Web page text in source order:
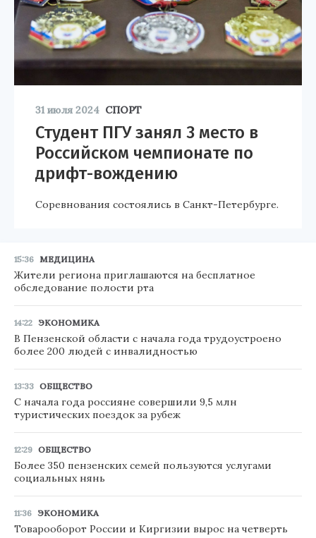
31 июля 2024 СПОРТ
Студент ПГУ занял 3 место в
Российском чемпионате по
дрифт-вождению
Соревнования состоялись в Санкт-Петербурге.
15:36 МЕДИЦИНА
Жители региона приглашаются на бесплатное
обследование полости рта
14:22 ЭКОНОМИКА
В Пензенской области с начала года трудоустроено
более 200 людей с инвалидностью
13:33 ОБЩЕСТВО
С начала года россияне совершили 9,5 млн
туристических поездок за рубеж
12:29 ОБЩЕСТВО
Более 350 пензенских семей пользуются услугами
социальных нянь
11:36 ЭКОНОМИКА
Товарооборот России и Киргизии вырос на четверть